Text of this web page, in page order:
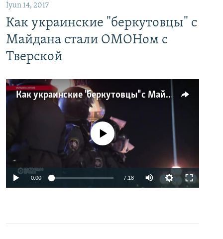
İyun 14, 2017
Как украинские "беркутовцы" с
Майдана стали ОМОНом с
Тверской
Как украинские "беркутовцы" с Майдана стали ОМОНом с Тверской
No media source currently available
0:00 7:18